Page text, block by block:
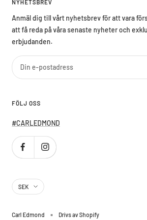
NYHETSBREV
Anmäl dig till vårt nyhetsbrev för att vara
att få reda på våra senaste nyheter och
erbjudanden.
Din e-postadress
FÖLJ OSS
#CARLEDMOND
Country/region
SEK
Carl Edmond Drivs av Shopify